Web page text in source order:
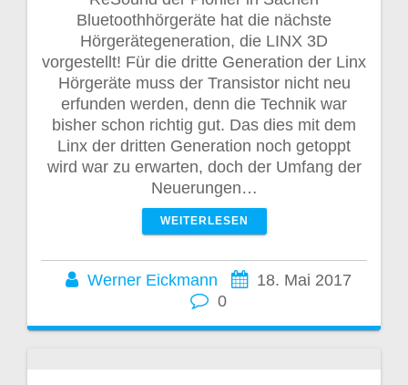
Bluetoothhörgeräte hat die nächste
Hörgerätegeneration, die LINX 3D
vorgestellt! Für die dritte Generation der Linx
Hörgeräte muss der Transistor nicht neu
erfunden werden, denn die Technik war
bisher schon richtig gut. Das dies mit dem
Linx der dritten Generation noch getoppt
wird war zu erwarten, doch der Umfang der
Neuerungen…
WEITERLESEN
Werner Eickmann
18. Mai 2017
0